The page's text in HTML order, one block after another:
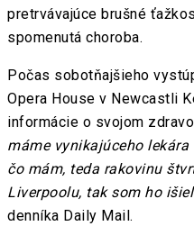
pretrvávajúce brušné
spomenutá choroba.
Počas sobotňajšieho
Opera House v Newcastli
informácie o svojom
máme vynikajúceho
čo mám, teda rakovinu
Liverpoolu, tak som ho
denníka Daily Mail.